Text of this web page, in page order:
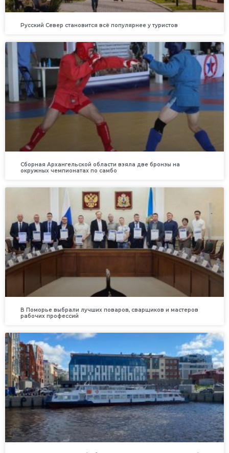
Русский Север становится всё популярнее у туристов
Сборная Архангельской области взяла две бронзы на
окружных чемпионатах по самбо
В Поморье выбрали лучших поваров, сварщиков и мастеров
рабочих профессий